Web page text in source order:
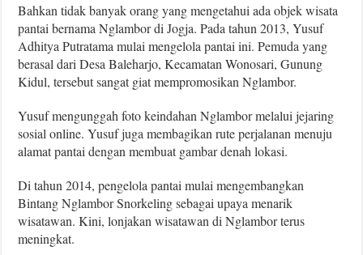
Bahkan tidak banyak orang yang mengetahui ada objek wisata
pantai bernama Nglambor di Jogja. Pada tahun 2013, Yusuf
Adhitya Putratama mulai mengelola pantai ini. Pemuda yang
berasal dari Desa Baleharjo, Kecamatan Wonosari, Gunung
Kidul, tersebut sangat giat mempromosikan Nglambor.
Yusuf mengunggah foto keindahan Nglambor melalui jejaring
sosial online. Yusuf juga membagikan rute perjalanan menuju
alamat pantai dengan membuat gambar denah lokasi.
Di tahun 2014, pengelola pantai mulai mengembangkan
Bintang Nglambor Snorkeling sebagai upaya menarik
wisatawan. Kini, lonjakan wisatawan di Nglambor terus
meningkat.